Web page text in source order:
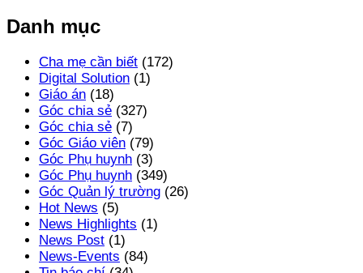
Danh mục
Cha mẹ cần biết (172)
Digital Solution (1)
Giáo án (18)
Góc chia sẻ (327)
Góc chia sẻ (7)
Góc Giáo viên (79)
Góc Phụ huynh (3)
Góc Phụ huynh (349)
Góc Quản lý trường (26)
Hot News (5)
News Highlights (1)
News Post (1)
News-Events (84)